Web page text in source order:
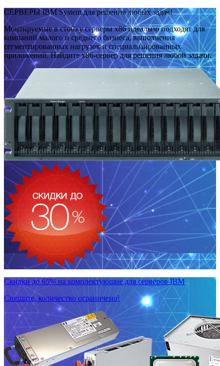
СЕРВЕРЫ IBM System для решения любых задач!
Монтируемые в стойку серверы x86 идеально подходят для
компаний малого и среднего бизнеса, выполнения
сегментированных нагрузок и специализированных
приложений. Найдите x86-сервер для решения любой задачи.
Скидки до 65% на комплектующие для серверов IBM
Спешите, количество ограничено!